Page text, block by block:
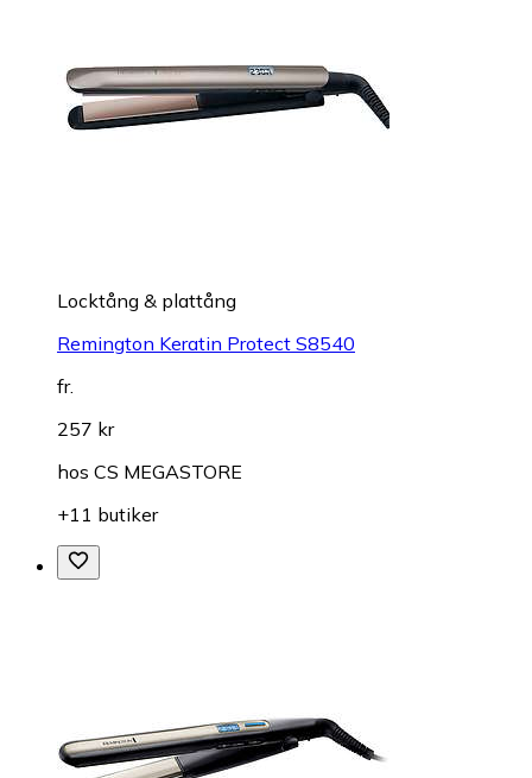
Locktång & plattång
Remington Keratin Protect S8540
fr.
257 kr
hos CS MEGASTORE
+11 butiker